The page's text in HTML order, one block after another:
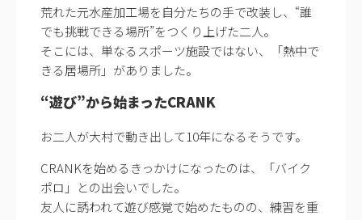
荒れた元水産加工場を自分たちの手で改装し、“誰
でも挑戦できる場所”をつくり上げた二人。
そこには、単なるスポーツ施設ではない、「熱中で
きる居場所」がありました。
“遊び”から始まったCRANK
お二人が大村で動き出して10年になるそうです。
CRANKを始めるきっかけになったのは、「バイク
ポロ」との出会いでした。
友人に誘われて遊び感覚で始めたものの、練習を重